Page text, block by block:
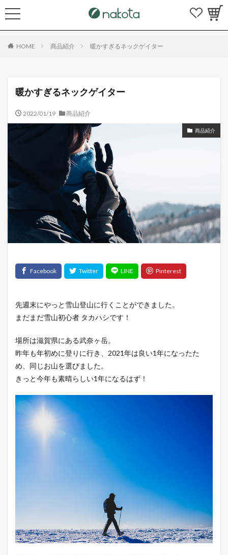
HOME 商品紹介 暖かすぎるネックゲイター
暖かすぎるネックゲイター
2022/01/19 商品紹介
商品紹介
先週末にやっと雪山登山に行くことができました。
まだまだ雪山初心者 タカハシです！
場所は滋賀県にある武奈ヶ岳。
昨年も年初めに登りに行き、2021年は良い1年になったた
め、同じお山を選びました。
きっと今年も素晴らしい1年になるはず！